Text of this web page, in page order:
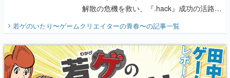
解散の危機を救い、『.hack』成功の活路を
『少年ジャンプ』色だった【若ゲのいた
り】
若ゲのいたり〜ゲームクリエイターの青春〜の記事一覧